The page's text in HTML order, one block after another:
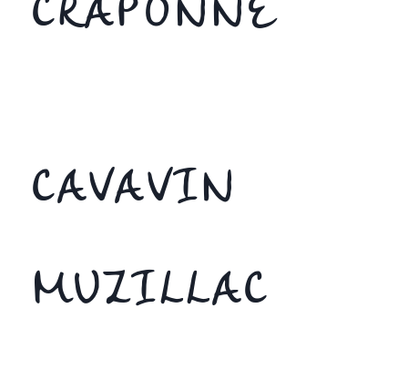
CAVAVIN
MUZILLAC